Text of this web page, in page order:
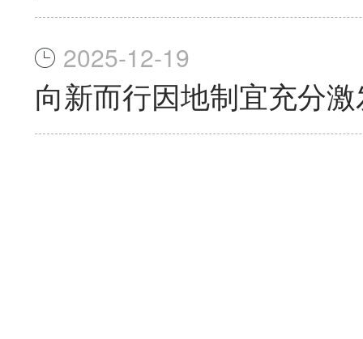
2025-12-19
向新而行因地制宜充分